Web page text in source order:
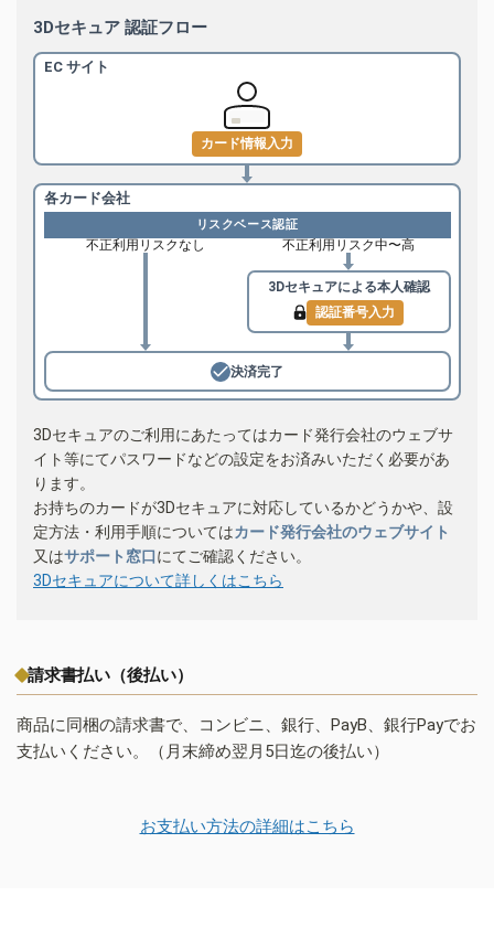
3Dセキュア 認証フロー
EC サイト
カード情報入力
各カード会社
リスクベース認証
不正利用リスクなし 不正利用リスク中〜高
3Dセキュアによる本人確認
認証番号入力
決済完了
3Dセキュアのご利用にあたってはカード発行会社のウェブサ
イト等にてパスワードなどの設定をお済みいただく必要があ
ります。
お持ちのカードが3Dセキュアに対応しているかどうかや、設
定方法・利用手順についてはカード発行会社のウェブサイト
又はサポート窓口にてご確認ください。
3Dセキュアについて詳しくはこちら
請求書払い（後払い）
商品に同梱の請求書で、コンビニ、銀行、PayB、銀行Payでお
支払いください。（月末締め翌月5日迄の後払い）
お支払い方法の詳細はこちら